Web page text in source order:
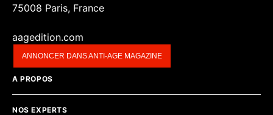
75008 Paris, France
aagedition.com
ANNONCER DANS ANTI-AGE MAGAZINE
A PROPOS
NOS EXPERTS